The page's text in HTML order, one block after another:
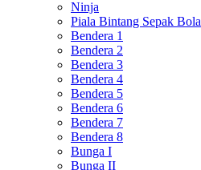
Ninja
Piala Bintang Sepak Bola
Bendera 1
Bendera 2
Bendera 3
Bendera 4
Bendera 5
Bendera 6
Bendera 7
Bendera 8
Bunga I
Bunga II